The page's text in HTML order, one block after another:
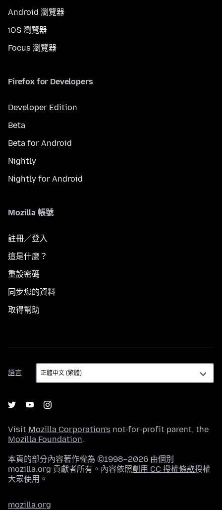
Android 瀏覽器
iOS 瀏覽器
Focus 瀏覽器
Firefox for Developers
Developer Edition
Beta
Beta for Android
Nightly
Nightly for Android
Mozilla 帳號
註冊／登入
這是什麼？
重設密碼
同步您的資料
取得幫助
語言
語
言
Visit Mozilla Corporation's not-for-profit parent, the
Mozilla Foundation.
本頁的部分內容著作權為 ©1998–2026 由個別
mozilla.org 貢獻者所有。內容依照創用 CC 授權條款授權
大眾使用。
mozilla.org